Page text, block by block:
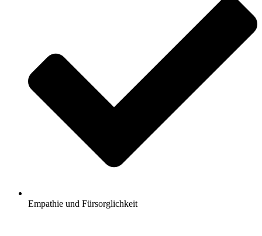
Empathie und Fürsorglichkeit